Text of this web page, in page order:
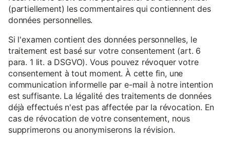
(partiellement) les commentaires qui contiennent des
données personnelles.
Si l'examen contient des données personnelles, le
traitement est basé sur votre consentement (art. 6
para. 1 lit. a DSGVO). Vous pouvez révoquer votre
consentement à tout moment. À cette fin, une
communication informelle par e-mail à notre intention
est suffisante. La légalité des traitements de données
déjà effectués n'est pas affectée par la révocation. En
cas de révocation de votre consentement, nous
supprimerons ou anonymiserons la révision.